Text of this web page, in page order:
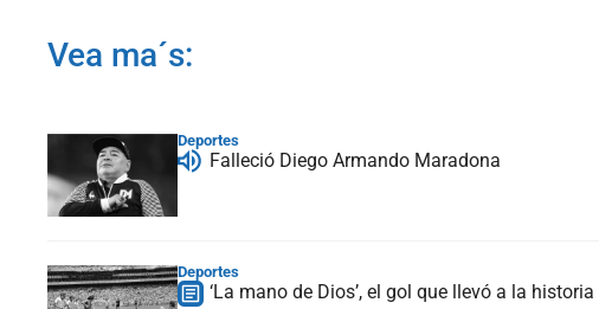
Vea ma´s:
Deportes
Falleció Diego Armando Maradona
Deportes
‘La mano de Dios’, el gol que llevó a la